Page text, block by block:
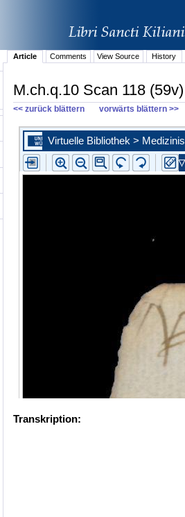
Article Comments View Source History
M.ch.q.10 Scan 118 (59v)
<< zurück blättern vorwärts blättern >>
Transkription: